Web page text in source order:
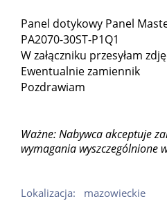
Panel dotykowy Panel
PA2070-30ST-P1Q1
W załączniku przesyłam
Ewentualnie zamiennik
Pozdrawiam
Ważne: Nabywca akceptuje
wymagania wyszczególnione
Lokalizacja: mazowieckie